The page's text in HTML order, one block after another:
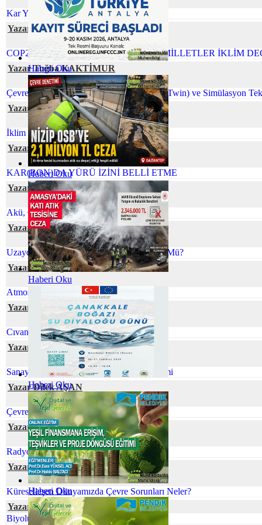
Haberi Oku
Haberi Oku
Haberi Oku
Haberi Oku
Haberi Oku
Kar Yağışının Faydaları
Yazar Şafak ÖZSOY
COP26 NEDEN ÖNEMLİ BİRLEŞMİŞ MİLLETLER İKLİM
Yazar Tuğba KAKTİMUR
Çevre Mühendisliğinde Dijital İkiz (Digital Twin) ve Simülasyon
Yazar Prof. Dr. Zeynep ZAİMOĞLU
İklim Değişikliği ve Gıda Arzı
Yazar SustainabiliThink Club
KAR(BON)DA YÜRÜ İZİNİ BELLİ ETME
Yazar Serpil ÖZKAN
Akü, Çevre ve Ekonomi
Yazar Ömür TEMİZEL
Uzaydaki Atıklarla Başa Çıkmak Mümkün Mü?
Yazar Dr. Özge SİVRİOĞLU
Atmosferik Kıyamete Hazır Mıyız?
Yazar Neslihan BOYACILAR
Cıvanın Taşınabilir Tür Pillerdeki Öyküsü
Yazar Rahşan BUKNİ ULUS
Sanayi Kaynaklı Tehlikeli Atıkların Yönetimi
Yazar Dilek AŞAN
Çevre Mühendisliği ve İklim Değişikliği
Yazar Ecem GÜNEY
Radyoaktif Atık Yönetimi
Yazar Gamze CİVELEK
Küreselleşen Dünyamızda Çevre Sorunları Neler?
Yazar Elif Naz COŞKUN
Biyolüminesans: Parıldayan Canlılar